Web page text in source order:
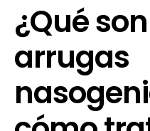
¿Qué
arrugas